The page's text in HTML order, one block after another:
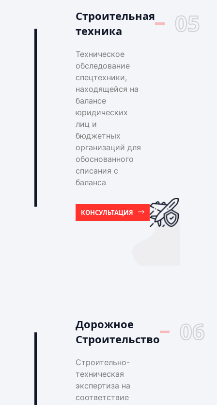
Строительная
техника
05
Техническое
обследование
спецтехники,
находящейся на
балансе
юридических
лиц и
бюджетных
организаций для
обоснованного
списания с
баланса
КОНСУЛЬТАЦИЯ
Дорожное
Строительство
06
Строительно-
техническая
экспертиза на
соответствие